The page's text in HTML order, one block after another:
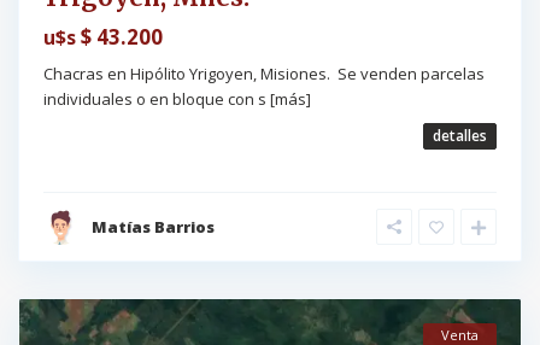
u$s$ 43.200
Chacras en Hipólito Yrigoyen, Misiones. Se venden parcelas
individuales o en bloque con s [más]
detalles
Matías Barrios
Venta